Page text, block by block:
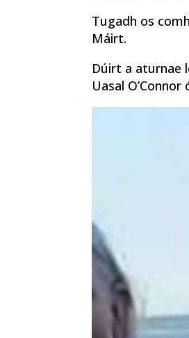
Tugadh os
Máirt.
Dúirt a aturnae
Uasal O’Connor